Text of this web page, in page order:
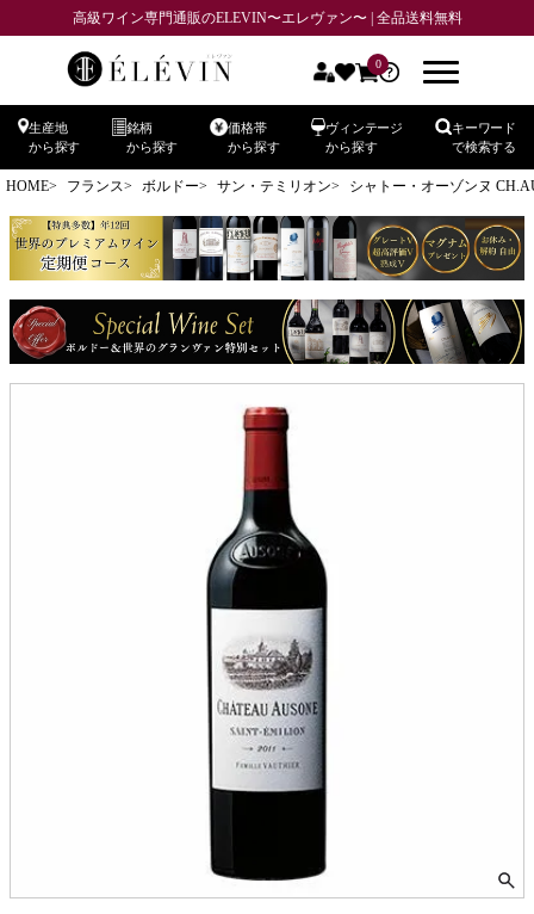
高級ワイン専門通販のELEVIN〜エレヴァン〜 | 全品送料無料
0
生産地
から探す
銘柄
から探す
価格帯
から探す
ヴィンテージ
から探す
キーワード
で検索する
HOME フランス ボルドー サン・テミリオン シャトー・オーゾンヌ